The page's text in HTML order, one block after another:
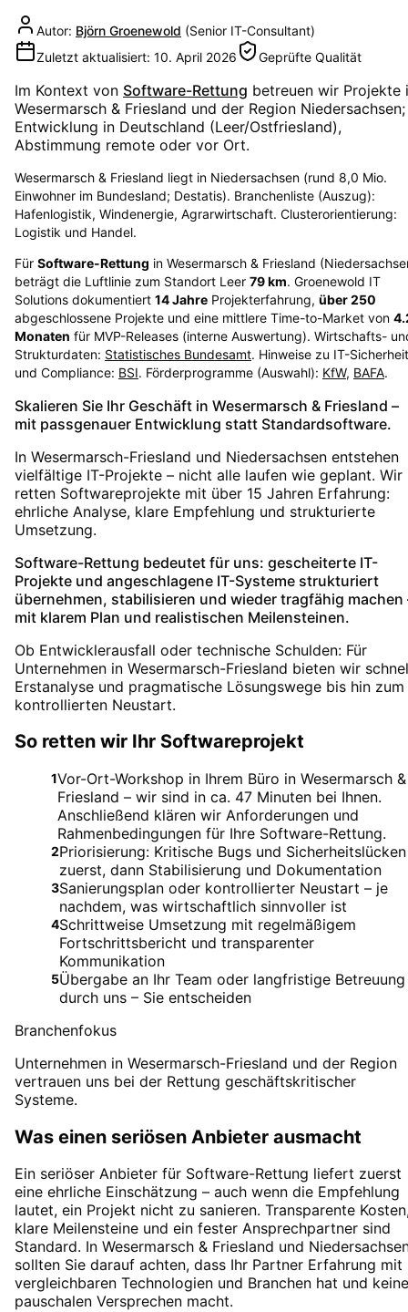
Autor: Björn Groenewold (Senior IT-Consultant)
Zuletzt aktualisiert: 10. April 2026 Geprüfte Qualität
Im Kontext von Software-Rettung betreuen wir Projekte
Wesermarsch & Friesland und der Region Niedersachsen;
Entwicklung in Deutschland (Leer/Ostfriesland),
Abstimmung remote oder vor Ort.
Wesermarsch & Friesland liegt in Niedersachsen (rund 8,0 Mio.
Einwohner im Bundesland; Destatis). Branchenliste (Auszug):
Hafenlogistik, Windenergie, Agrarwirtschaft. Clusterorientierung:
Logistik und Handel.
Für Software-Rettung in Wesermarsch & Friesland (
beträgt die Luftlinie zum Standort Leer 79km. Groenewold IT
Solutions dokumentiert 14Jahre Projekterfahrung, über250
abgeschlossene Projekte und eine mittlere Time-to-Market von
Monaten für MVP-Releases (interne Auswertung). Wirtschafts-
Strukturdaten: Statistisches Bundesamt. Hinweise zu IT-Sicherheit
und Compliance: BSI. Förderprogramme (Auswahl): KfW, BAFA.
Skalieren Sie Ihr Geschäft in Wesermarsch & Friesland –
mit passgenauer Entwicklung statt Standardsoftware.
In Wesermarsch-Friesland und Niedersachsen entstehen
vielfältige IT-Projekte – nicht alle laufen wie geplant. Wir
retten Softwareprojekte mit über 15 Jahren Erfahrung:
ehrliche Analyse, klare Empfehlung und strukturierte
Umsetzung.
Software-Rettung bedeutet für uns: gescheiterte IT-
Projekte und angeschlagene IT-Systeme strukturiert
übernehmen, stabilisieren und wieder tragfähig machen
mit klarem Plan und realistischen Meilensteinen.
Ob Entwicklerausfall oder technische Schulden: Für
Unternehmen in Wesermarsch-Friesland bieten wir
Erstanalyse und pragmatische Lösungswege bis hin zum
kontrollierten Neustart.
So retten wir Ihr Softwareprojekt
1Vor-Ort-Workshop in Ihrem Büro in Wesermarsch &
Friesland – wir sind in ca. 47 Minuten bei Ihnen.
Anschließend klären wir Anforderungen und
Rahmenbedingungen für Ihre Software-Rettung.
2Priorisierung: Kritische Bugs und Sicherheitslücken
zuerst, dann Stabilisierung und Dokumentation
3Sanierungsplan oder kontrollierter Neustart – je
nachdem, was wirtschaftlich sinnvoller ist
4Schrittweise Umsetzung mit regelmäßigem
Fortschrittsbericht und transparenter
Kommunikation
5Übergabe an Ihr Team oder langfristige Betreuung
durch uns – Sie entscheiden
Branchenfokus
Unternehmen in Wesermarsch-Friesland und der Region
vertrauen uns bei der Rettung geschäftskritischer
Systeme.
Was einen seriösen Anbieter ausmacht
Ein seriöser Anbieter für Software-Rettung liefert zuerst
eine ehrliche Einschätzung – auch wenn die Empfehlung
lautet, ein Projekt nicht zu sanieren. Transparente
klare Meilensteine und ein fester Ansprechpartner sind
Standard. In Wesermarsch & Friesland und
sollten Sie darauf achten, dass Ihr Partner Erfahrung mit
vergleichbaren Technologien und Branchen hat und keine
pauschalen Versprechen macht.